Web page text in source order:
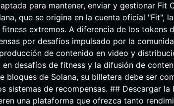
para mantener, enviar y gestionar Fit
que se origina en la cuenta oficial "Fit",
extremos. A diferencia de los tokens
por desafíos impulsado por la
de contenido en video y
desafíos de fitness y la difusión de
bloques de Solana, su billetera debe ser
sistemas de recompensas. ## Descargar la
una plataforma que ofrezca tanto